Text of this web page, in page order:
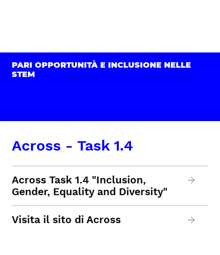
PARI OPPORTUNITÀ E INCLUSIONE NELLE
STEM
Across - Task 1.4
Across Task 1.4 "Inclusion,
Gender, Equality and Diversity"
Visita il sito di Across